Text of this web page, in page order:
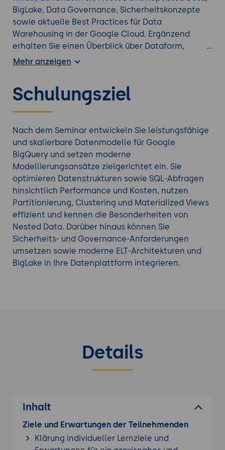
BigLake, Data Governance, Sicherheitskonzepte
sowie aktuelle Best Practices für Data
Warehousing in der Google Cloud. Ergänzend
erhalten Sie einen Überblick über Dataform,
BigQuery ML und moderne ELT-Architekturen.
kosteneffiziente Datenplattformen mit Google
BigQuery zu entwickeln.
Finden Sie den richtigenGoogle Kursaus unserem
Portfolio.
Mehr anzeigen
Schulungsziel
Nach dem Seminar entwickeln Sie leistungsfähige
und skalierbare Datenmodelle für Google
BigQuery und setzen moderne
Modellierungsansätze zielgerichtet ein. Sie
optimieren Datenstrukturen sowie SQL-Abfragen
hinsichtlich Performance und Kosten, nutzen
Partitionierung, Clustering und Materialized Views
effizient und kennen die Besonderheiten von
Nested Data. Darüber hinaus können Sie
Sicherheits- und Governance-Anforderungen
umsetzen sowie moderne ELT-Architekturen und
BigLake in Ihre Datenplattform integrieren.
Details
Inhalt
Ziele und Erwartungen der Teilnehmenden
Klärung individueller Lernziele und